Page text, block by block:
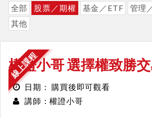
全部
股票／期權 基金／ETF
管理
其他
線上課程
權證小哥 選擇權致勝
日期： 購買後即可觀看
講師：權證小哥